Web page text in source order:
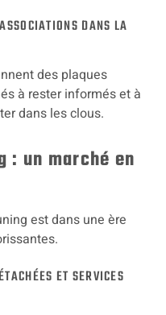
DANS LA
des plaques
à rester informés et à
dans les clous.
: un marché en
est dans une ère
ET SERVICES